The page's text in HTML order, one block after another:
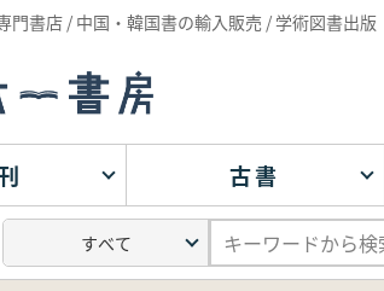
門書店 / 中国・韓国書の輸入販売 / 学術図書出版
古書